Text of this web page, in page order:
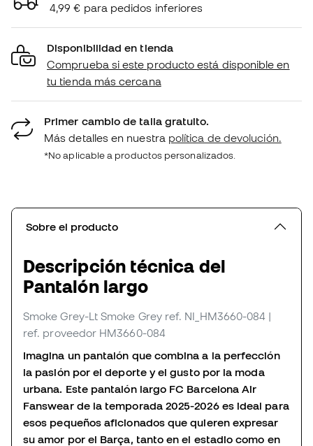
4,99 € para pedidos inferiores
Disponibilidad en tienda
Comprueba si este producto está disponible en
tu tienda más cercana
Primer cambio de talla gratuito.
Más detalles en nuestra política de devolución.
*No aplicable a productos personalizados.
Sobre el producto
Descripción técnica del
Pantalón largo
Smoke Grey-Lt Smoke Grey ref. NI_HM3660-084 |
ref. proveedor HM3660-084
Imagina un pantalón que combina a la perfección
la pasión por el deporte y el gusto por la moda
urbana. Este pantalón largo FC Barcelona Air
Fanswear de la temporada 2025-2026 es ideal para
esos pequeños aficionados que quieren expresar
su amor por el Barça, tanto en el estadio como en